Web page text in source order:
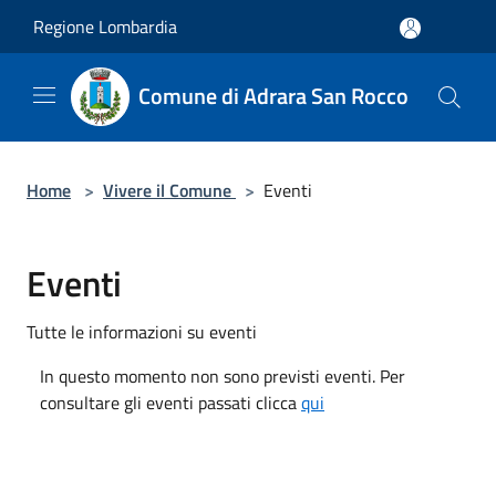
Regione Lombardia
Comune di Adrara San Rocco
Home > Vivere il Comune > Eventi
Eventi
Tutte le informazioni su eventi
In questo momento non sono previsti eventi. Per
consultare gli eventi passati cliccaqui